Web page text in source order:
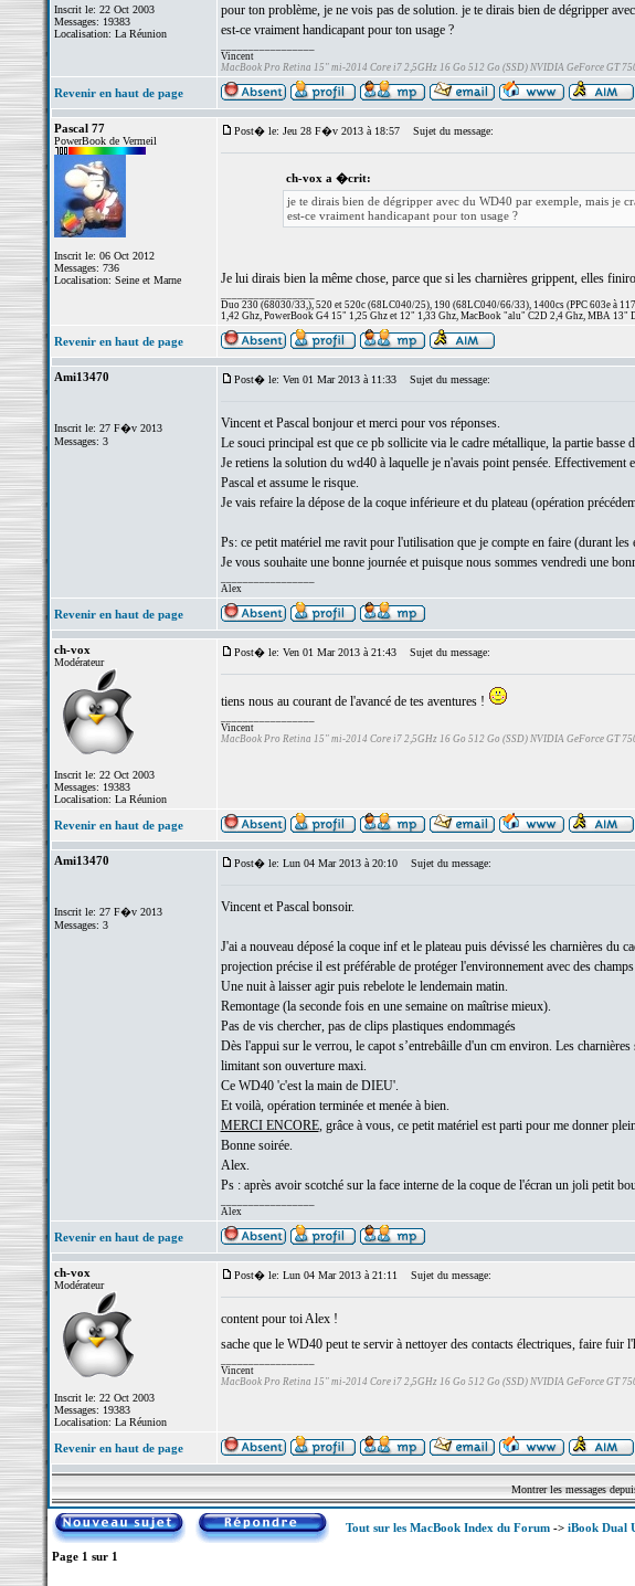
Inscrit le: 22 Oct 2003
Messages: 19383
Localisation: La Réunion
pour ton problème, je ne vois pas de solution. je te dirais bien de dégripper
est-ce vraiment handicapant pour ton usage ?
Vincent
MacBook Pro Retina 15" mi-2014 Core i7 2,5GHz 16 Go 512 Go (SSD) NVIDIA GeForce GT
Revenir en haut de page
Pascal 77
PowerBook de Vermeil
Inscrit le: 06 Oct 2012
Messages: 736
Localisation: Seine et Marne
Post� le: Jeu 28 F�v 2013 à 18:57 Sujet du message:
ch-vox a �crit:
je te dirais bien de dégripper avec du WD40 par exemple, mais je
est-ce vraiment handicapant pour ton usage ?
Je lui dirais bien la même chose, parce que si les charnières grippent, elles
Duo 230 (68030/33,), 520 et 520c (68LC040/25), 190 (68LC040/66/33), 1400cs (PPC 603e à
1,42 Ghz, PowerBook G4 15" 1,25 Ghz et 12" 1,33 Ghz, MacBook "alu" C2D 2,4 Ghz, MBA 13"
Revenir en haut de page
Ami13470
Inscrit le: 27 F�v 2013
Messages: 3
Post� le: Ven 01 Mar 2013 à 11:33 Sujet du message:
Vincent et Pascal bonjour et merci pour vos réponses.
Le souci principal est que ce pb sollicite via le cadre métallique, la partie basse
Je retiens la solution du wd40 à laquelle je n'avais point pensée.
Pascal et assume le risque.
Je vais refaire la dépose de la coque inférieure et du plateau (opération
Ps: ce petit matériel me ravit pour l'utilisation que je compte en faire (durant
Je vous souhaite une bonne journée et puisque nous sommes vendredi une
Alex
Revenir en haut de page
ch-vox
Modérateur
Inscrit le: 22 Oct 2003
Messages: 19383
Localisation: La Réunion
Post� le: Ven 01 Mar 2013 à 21:43 Sujet du message:
tiens nous au courant de l'avancé de tes aventures !
Vincent
MacBook Pro Retina 15" mi-2014 Core i7 2,5GHz 16 Go 512 Go (SSD) NVIDIA GeForce GT
Revenir en haut de page
Ami13470
Inscrit le: 27 F�v 2013
Messages: 3
Post� le: Lun 04 Mar 2013 à 20:10 Sujet du message:
Vincent et Pascal bonsoir.
J'ai a nouveau déposé la coque inf et le plateau puis dévissé les charnières du
projection précise il est préférable de protéger l'environnement avec des
Une nuit à laisser agir puis rebelote le lendemain matin.
Remontage (la seconde fois en une semaine on maîtrise mieux).
Pas de vis chercher, pas de clips plastiques endommagés
Dès l'appui sur le verrou, le capot s’entrebâille d'un cm environ. Les
limitant son ouverture maxi.
Ce WD40 'c'est la main de DIEU'.
Et voilà, opération terminée et menée à bien.
MERCI ENCORE, grâce à vous, ce petit matériel est parti pour me donner
Bonne soirée.
Alex.
Ps : après avoir scotché sur la face interne de la coque de l'écran un joli petit
Alex
Revenir en haut de page
ch-vox
Modérateur
Inscrit le: 22 Oct 2003
Messages: 19383
Localisation: La Réunion
Post� le: Lun 04 Mar 2013 à 21:11 Sujet du message:
content pour toi Alex !
sache que le WD40 peut te servir à nettoyer des contacts électriques, faire fuir
Vincent
MacBook Pro Retina 15" mi-2014 Core i7 2,5GHz 16 Go 512 Go (SSD) NVIDIA GeForce GT
Revenir en haut de page
Montrer les messages
Tout sur les MacBook Index du Forum-> iBook Dual
Page 1 sur 1